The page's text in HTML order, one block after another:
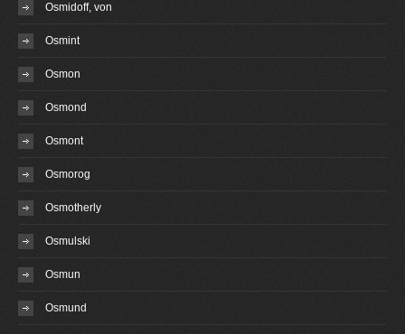
Osmidoff, von
Osmint
Osmon
Osmond
Osmont
Osmorog
Osmotherly
Osmulski
Osmun
Osmund